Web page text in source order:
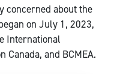
concerned about the
on July 1, 2023,
International
Canada, and BCMEA.